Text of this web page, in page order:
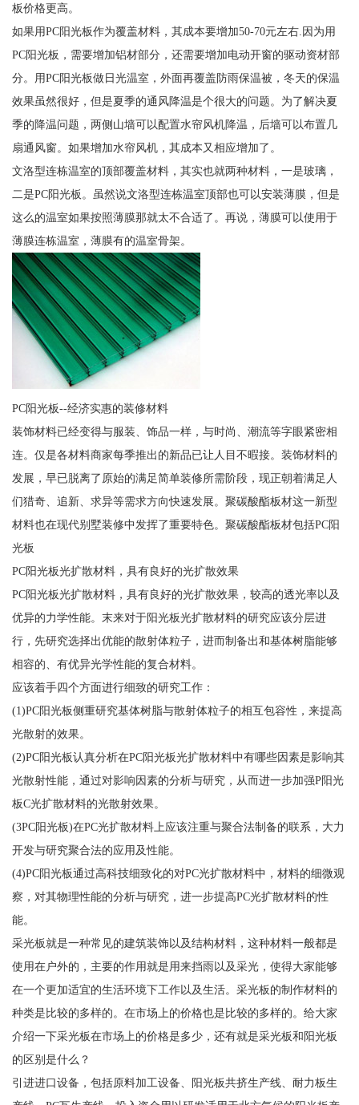
板价格更高。
如果用PC阳光板作为覆盖材料，其成本要增加50-70元左右.因为用
PC阳光板，需要增加铝材部分，还需要增加电动开窗的驱动资材部
分。用PC阳光板做日光温室，外面再覆盖防雨保温被，冬天的保温
效果虽然很好，但是夏季的通风降温是个很大的问题。为了解决夏
季的降温问题，两侧山墙可以配置水帘风机降温，后墙可以布置几
扇通风窗。如果增加水帘风机，其成本又相应增加了。
文洛型连栋温室的顶部覆盖材料，其实也就两种材料，一是玻璃，
二是PC阳光板。虽然说文洛型连栋温室顶部也可以安装薄膜，但是
这么的温室如果按照薄膜那就太不合适了。再说，薄膜可以使用于
薄膜连栋温室，薄膜有的温室骨架。
PC阳光板--经济实惠的装修材料
装饰材料已经变得与服装、饰品一样，与时尚、潮流等字眼紧密相
连。仅是各材料商家每季推出的新品已让人目不暇接。装饰材料的
发展，早已脱离了原始的满足简单装修所需阶段，现正朝着满足人
们猎奇、追新、求异等需求方向快速发展。聚碳酸酯板材这一新型
材料也在现代别墅装修中发挥了重要特色。聚碳酸酯板材包括PC阳
光板
PC阳光板光扩散材料，具有良好的光扩散效果
PC阳光板光扩散材料，具有良好的光扩散效果，较高的透光率以及
优异的力学性能。末来对于阳光板光扩散材料的研究应该分层进
行，先研究选择出优能的散射体粒子，进而制备出和基体树脂能够
相容的、有优异光学性能的复合材料。
应该着手四个方面进行细致的研究工作：
(1)PC阳光板侧重研究基体树脂与散射体粒子的相互包容性，来提高
光散射的效果。
(2)PC阳光板认真分析在PC阳光板光扩散材料中有哪些因素是影响其
光散射性能，通过对影响因素的分析与研究，从而进一步加强P阳光
板C光扩散材料的光散射效果。
(3PC阳光板)在PC光扩散材料上应该注重与聚合法制备的联系，大力
开发与研究聚合法的应用及性能。
(4)PC阳光板通过高科技细致化的对PC光扩散材料中，材料的细微观
察，对其物理性能的分析与研究，进一步提高PC光扩散材料的性
能。
采光板就是一种常见的建筑装饰以及结构材料，这种材料一般都是
使用在户外的，主要的作用就是用来挡雨以及采光，使得大家能够
在一个更加适宜的生活环境下工作以及生活。采光板的制作材料的
种类是比较的多样的。在市场上的价格也是比较的多样的。给大家
介绍一下采光板在市场上的价格是多少，还有就是采光板和阳光板
的区别是什么？
引进进口设备，包括原料加工设备、阳光板共挤生产线、耐力板生